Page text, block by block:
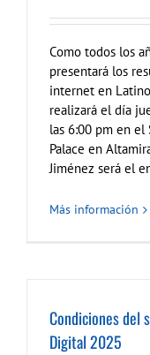
Como todos los
presentará los
internet en
realizará el día
las 6:00 pm en el
Palace en
Jiménez será el
Más información
Condiciones del
Digital 2025